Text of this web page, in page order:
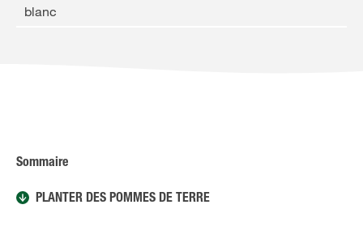
blanc
Sommaire
PLANTER DES POMMES DE TERRE